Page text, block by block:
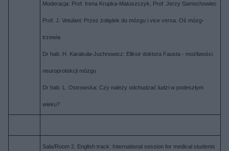
Moderacja: Prof. Irena Krupka-Matuszczyk, Prof. Jerzy Samochowiec
Prof. J. Vetulani: Przez żołądek do mózgu i vice versa. Oś mózg-
trzewia
Dr hab. H. Karakuła-Juchnowicz: Eliksir doktora Fausta - możliwości
neuroprotekcji mózgu
Dr hab. L. Ostrowska: Czy należy odchudzać ludzi w podeszłym
wieku?
Sala/Room 2. English track: International session for medical students